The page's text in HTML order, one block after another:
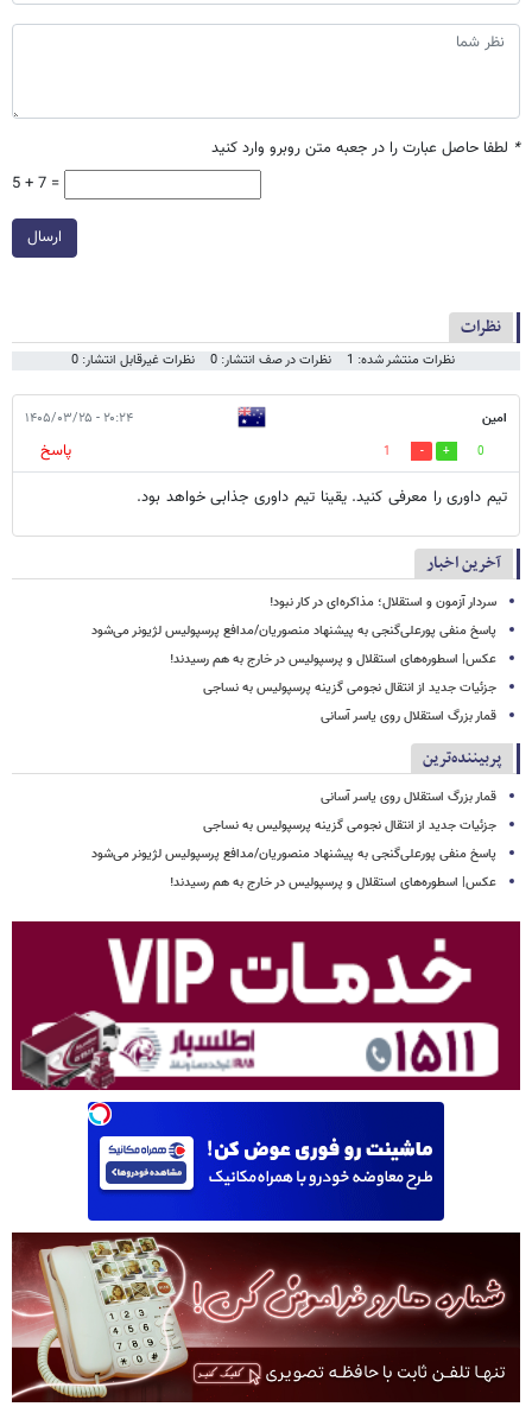
* لطفا حاصل عبارت را در جعبه متن روبرو وارد کنید
5 + 7 =
ارسال
نظرات
نظرات منتشر شده: 1 نظرات در صف انتشار: 0 نظرات غیرقابل انتشار: 0
امین ۲۰:۲۴ - ۱۴۰۵/۰۳/۲۵
0
1
پاسخ
تیم داوری را معرفی کنید. یقینا تیم داوری جذابی خواهد بود.
آخرین اخبار
سردار آزمون و استقلال؛ مذاکره‌ای در کار نبود!
پاسخ منفی پورعلی‌گنجی به پیشنهاد منصوریان/مدافع پرسپولیس لژیونر می‌شود
عکس| اسطوره‌های استقلال و پرسپولیس در خارج به هم رسیدند!
جزئیات جدید از انتقال نجومی گزینه پرسپولیس به نساجی
قمار بزرگ استقلال روی یاسر آسانی
پربیننده‌ترین
قمار بزرگ استقلال روی یاسر آسانی
جزئیات جدید از انتقال نجومی گزینه پرسپولیس به نساجی
پاسخ منفی پورعلی‌گنجی به پیشنهاد منصوریان/مدافع پرسپولیس لژیونر می‌شود
عکس| اسطوره‌های استقلال و پرسپولیس در خارج به هم رسیدند!